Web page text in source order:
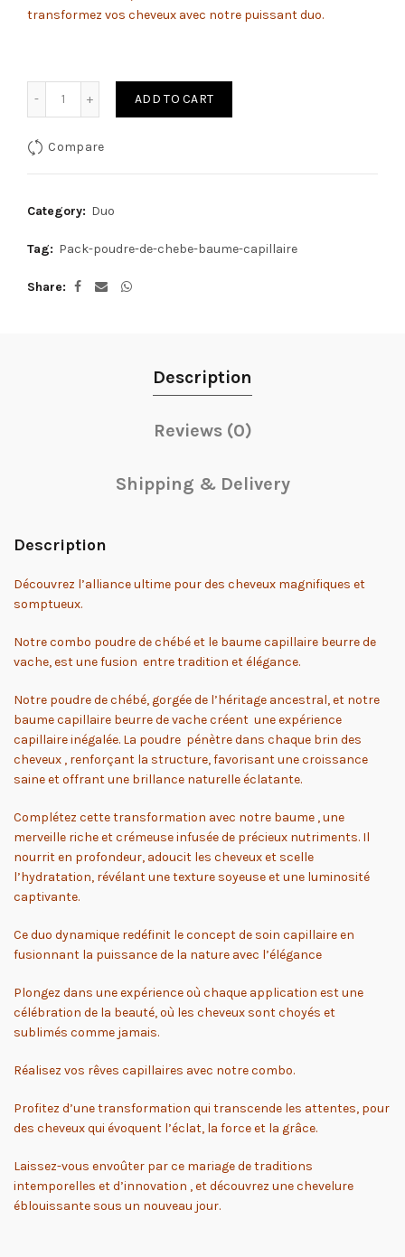
transformez vos cheveux avec notre puissant duo.
ADD TO CART
Compare
Category: Duo
Tag: Pack-poudre-de-chebe-baume-capillaire
Share
Description
Reviews (0)
Shipping & Delivery
Description
Découvrez l’alliance ultime pour des cheveux magnifiques et
somptueux.
Notre combo poudre de chébé et le baume capillaire beurre de
vache, est une fusion entre tradition et élégance.
Notre poudre de chébé, gorgée de l’héritage ancestral, et notre
baume capillaire beurre de vache créent une expérience
capillaire inégalée. La poudre pénètre dans chaque brin des
cheveux , renforçant la structure, favorisant une croissance
saine et offrant une brillance naturelle éclatante.
Complétez cette transformation avec notre baume , une
merveille riche et crémeuse infusée de précieux nutriments. Il
nourrit en profondeur, adoucit les cheveux et scelle
l’hydratation, révélant une texture soyeuse et une luminosité
captivante.
Ce duo dynamique redéfinit le concept de soin capillaire en
fusionnant la puissance de la nature avec l’élégance
Plongez dans une expérience où chaque application est une
célébration de la beauté, où les cheveux sont choyés et
sublimés comme jamais.
Réalisez vos rêves capillaires avec notre combo.
Profitez d’une transformation qui transcende les attentes, pour
des cheveux qui évoquent l’éclat, la force et la grâce.
Laissez-vous envoûter par ce mariage de traditions
intemporelles et d’innovation , et découvrez une chevelure
éblouissante sous un nouveau jour.